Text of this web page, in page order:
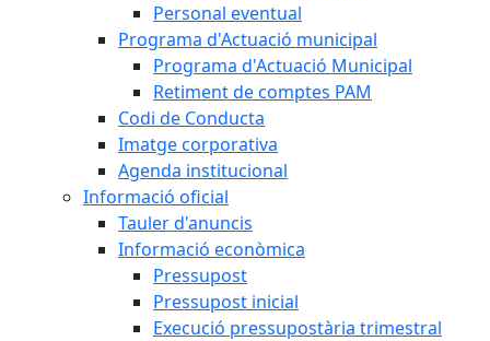
Personal eventual
Programa d'Actuació municipal
Programa d'Actuació Municipal
Retiment de comptes PAM
Codi de Conducta
Imatge corporativa
Agenda institucional
Informació oficial
Tauler d'anuncis
Informació econòmica
Pressupost
Pressupost inicial
Execució pressupostària trimestral